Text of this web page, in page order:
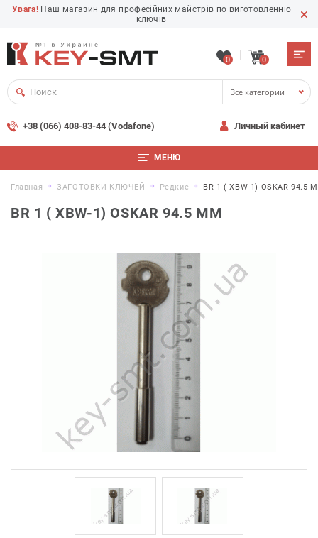
Увага! Наш магазин для професійних майстрів по виготовленню
ключів
0 0
Все категории
+38 (066) 408-83-44 (Vodafone) Личный кабинет
МЕНЮ
Главная ЗАГОТОВКИ КЛЮЧЕЙ Редкие BR 1 ( XBW-1) OSKAR 94.5
BR 1 ( XBW-1) OSKAR 94.5 MM